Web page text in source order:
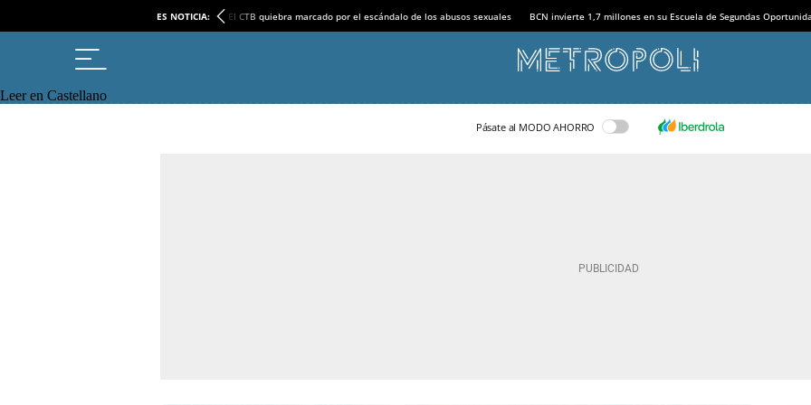
ES NOTICIA: El CTB quiebra marcado por el escándalo de los abusos sexuales BCN invierte 1,7 millones en su Escuela de Segundas
Leer en Castellano
Pásate al MODO AHORRO